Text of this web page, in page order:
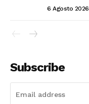
6 Agosto 2026
Subscribe